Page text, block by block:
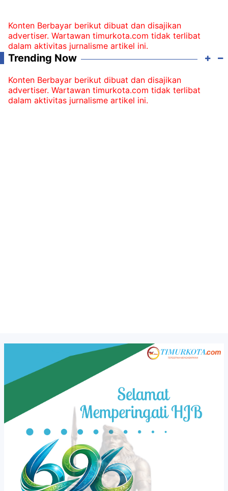
Konten Berbayar berikut dibuat dan disajikan
advertiser. Wartawan timurkota.com tidak terlibat
dalam aktivitas jurnalisme artikel ini.
Trending Now
Konten Berbayar berikut dibuat dan disajikan
advertiser. Wartawan timurkota.com tidak terlibat
dalam aktivitas jurnalisme artikel ini.